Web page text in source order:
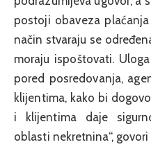
postoji obaveza
način stvaraju se
moraju ispoštovati.
pored posredovanja,
klijentima, kako bi
i klijentima daje
oblasti nekretnina“,